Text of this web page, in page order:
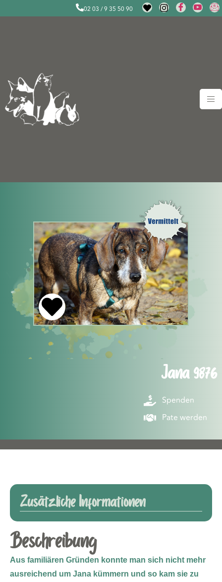
02 03 / 9 35 50 90
Jana 9876
Spenden
Pate werden
Zusätzliche Informationen
Beschreibung
Aus familiären Gründen konnte man sich nicht mehr
ausreichend um Jana kümmern und so kam sie zu